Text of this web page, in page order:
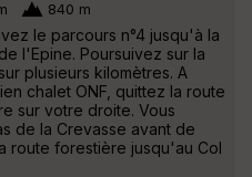
840 m
le parcours n°4 jusqu'à la
l'Epine. Poursuivez sur la
plusieurs kilomètres. A
chalet ONF, quittez la route
sur votre droite. Vous
de la Crevasse avant de
route forestière jusqu'au Col